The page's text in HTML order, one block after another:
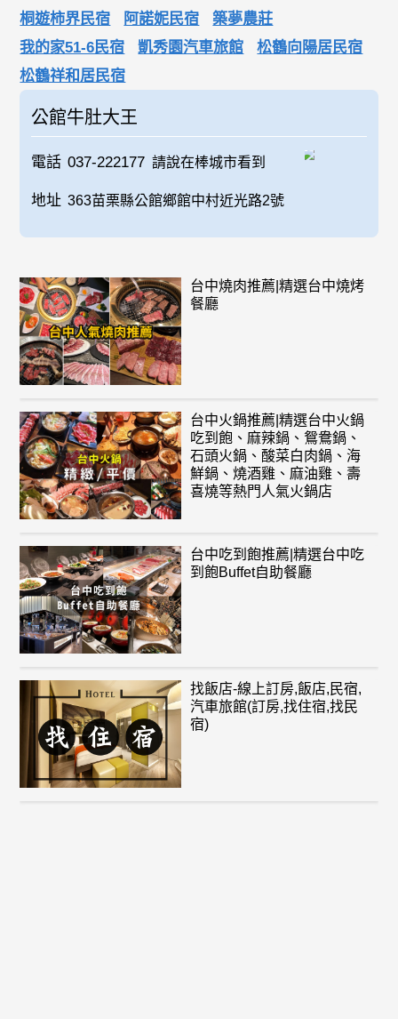
桐遊柿界民宿
阿諾妮民宿
築夢農莊
我的家51-6民宿
凱秀園汽車旅館
松鶴向陽居民宿
松鶴祥和居民宿
公館牛肚大王
電話 037-222177 請說在棒城市看到
地址 363苗栗縣公館鄉館中村近光路2號
台中燒肉推薦|精選台中燒烤
餐廳
台中火鍋推薦|精選台中火鍋
吃到飽、麻辣鍋、鴛鴦鍋、
石頭火鍋、酸菜白肉鍋、海
鮮鍋、燒酒雞、麻油雞、壽
喜燒等熱門人氣火鍋店
台中吃到飽推薦|精選台中吃
到飽Buffet自助餐廳
找飯店-線上訂房,飯店,民宿,
汽車旅館(訂房,找住宿,找民
宿)